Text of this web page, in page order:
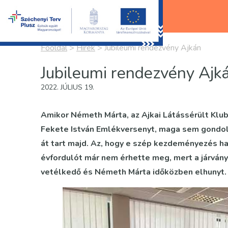
Főoldal>Hírek>Jubileumi rendezvény Ajkán
Jubileumi rendezvény
2022. JÚLIUS 19.
Amikor Németh Márta, az Ajkai Látássérült
Fekete István Emlékversenyt, maga sem
át tart majd. Az, hogy e szép kezdeményezés
évfordulót már nem érhette meg, mert a
vetélkedő és Németh Márta időközben elhunyt.